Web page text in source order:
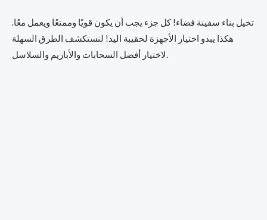
تخيل بناء سفينة فضاء! كل جزء يجب أن يكون قويًا وممتعًا ويعمل معًا.
هكذا يبدو اختيار الأجهزة لحقيبة اليد! لنستكشف الطرق السهلة
لاختيار أفضل السحابات والأبازيم والسلاسل.